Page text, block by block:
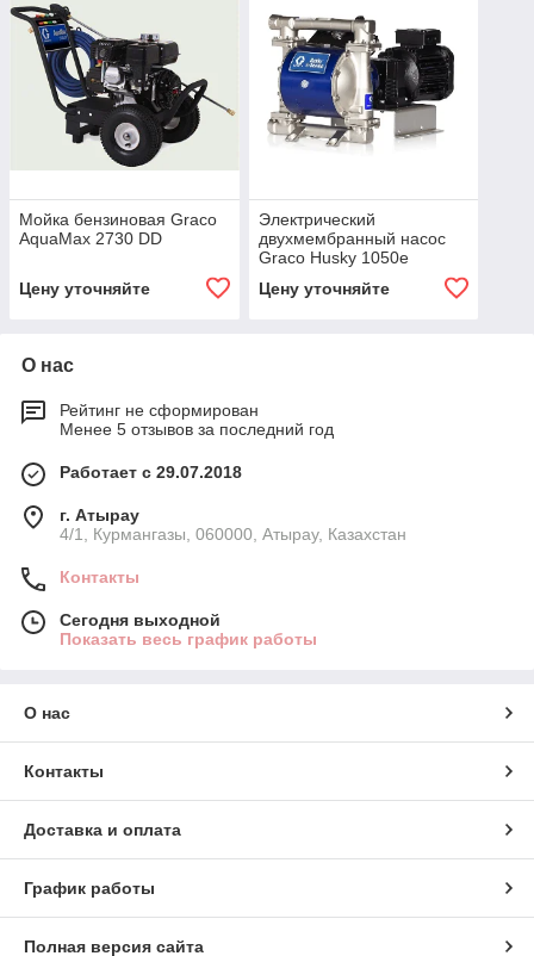
Мойка бензиновая Graco
AquaMax 2730 DD
Цену уточняйте
Электрический
двухмембранный насос
Graco Husky 1050e
Цену уточняйте
О нас
Рейтинг не сформирован
Менее 5 отзывов за последний год
Работает с 29.07.2018
г. Атырау
4/1, Курмангазы, 060000, Атырау, Казахстан
Контакты
Сегодня выходной
Показать весь график работы
О нас
Контакты
Доставка и оплата
График работы
Полная версия сайта